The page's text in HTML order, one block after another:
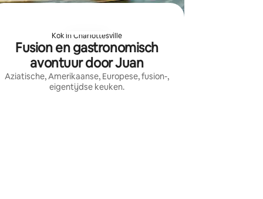
Kok in Charlottesville
Fusion en gastronomisch
avontuur door Juan
Aziatische, Amerikaanse, Europese, fusion-,
eigentijdse keuken.